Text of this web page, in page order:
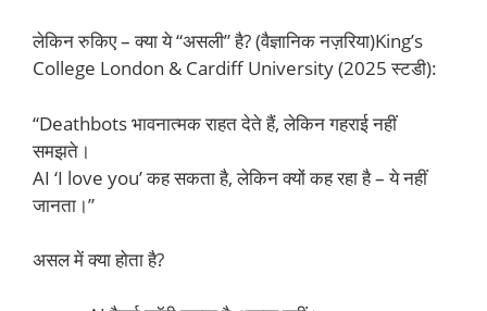
लेकिन रुकिए – क्या ये “असली” है? (वैज्ञानिक नज़रिया)King’s
College London & Cardiff University (2025 स्टडी):
“Deathbots भावनात्मक राहत देते हैं, लेकिन गहराई नहीं
समझते।
AI ‘I love you’ कह सकता है, लेकिन क्यों कह रहा है – ये नहीं
जानता।”
असल में क्या होता है?